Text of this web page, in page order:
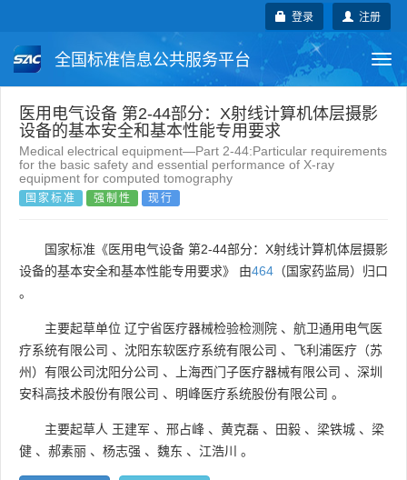
注册
登录
全国标准信息公共服务平台
国家标准 行业标准 地方标准
团体标准 企业标准 国际标准
国外标准 技术委员会
医用电气设备 第2-44部分：X射线计算机体层摄影
设备的基本安全和基本性能专用要求
Medical electrical equipment—Part 2-44:Particular requirements
for the basic safety and essential performance of X-ray
equipment for computed tomography
国家标准 强制性 现行
国家标准《医用电气设备 第2-44部分：X射线计算机体层摄影
设备的基本安全和基本性能专用要求》 由464 （国家药监局）归口
。
主要起草单位 辽宁省医疗器械检验检测院 、 航卫通用电气医
疗系统有限公司 、 沈阳东软医疗系统有限公司 、 飞利浦医疗（苏
州）有限公司沈阳分公司 、 上海西门子医疗器械有限公司 、 深圳
安科高技术股份有限公司 、 明峰医疗系统股份有限公司 。
主要起草人 王建军 、 邢占峰 、 黄克磊 、 田毅 、 梁铁城 、 梁
健 、 郝素丽 、 杨志强 、 魏东 、 江浩川 。